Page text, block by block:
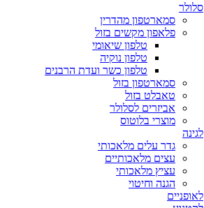
סלולר
סמארטפון מהדרין
פלאפון מקשים בזול
טלפון שיאומי
טלפון נוקיה
טלפון כשר ועדת הרבנים
סמארטפון בזול
טאבלט בזול
אביזרים לסלולר
מוצרי בלוטוס
לגינה
גדר עלים מלאכותי
עצים מלאכותיים
עציץ מלאכותי
הגנה וחיטוי
לאופניים